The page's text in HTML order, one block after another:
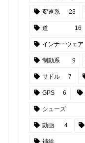
変速系 23
道 16
インナーウェア
制動系 9
サドル 7
GPS 6
シューズ
動画 4